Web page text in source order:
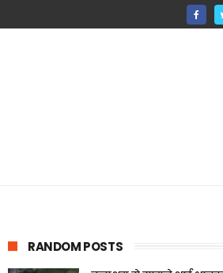
RANDOM POSTS